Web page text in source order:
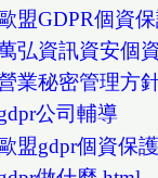
盟GDPR個資
弘資訊資安個
業秘密管理方
公司輔導
盟gdpr個資保護